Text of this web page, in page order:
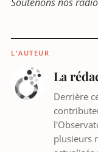
L'AUTEUR
La
Derrière
plusieurs